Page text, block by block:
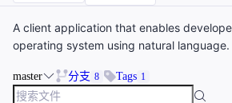
A client application that enables
operating system using natural language.
master 分支 8 Tags 1